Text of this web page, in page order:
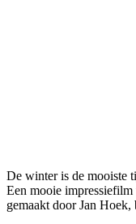
De winter is de mooiste
Een mooie
gemaakt door Jan Hoek,